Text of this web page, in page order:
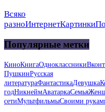
Всяко
разноИнтернетКартинки
Популярные метки
КиноКнигаОдноклассники
ПушкинРусская
литератураФантастикаДевушка
годНикнеймАватаркаСемья
сетиМультфильмыСвоими